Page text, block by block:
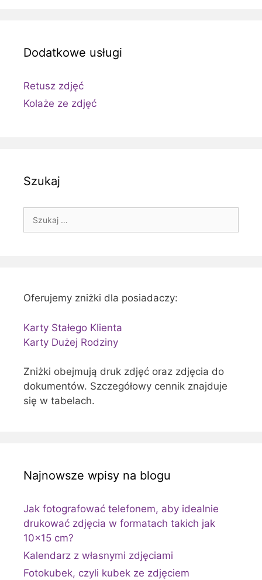
Dodatkowe usługi
Retusz zdjęć
Kolaże ze zdjęć
Szukaj
Szukaj:
Oferujemy zniżki dla posiadaczy:
Karty Stałego Klienta
Karty Dużej Rodziny
Zniżki obejmują druk zdjęć oraz zdjęcia do
dokumentów. Szczegółowy cennik znajduje
się w tabelach.
Najnowsze wpisy na blogu
Jak fotografować telefonem, aby idealnie
drukować zdjęcia w formatach takich jak
10×15 cm?
Kalendarz z własnymi zdjęciami
Fotokubek, czyli kubek ze zdjęciem